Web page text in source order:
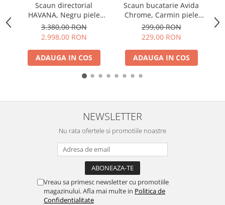
Scaun directorial
HAVANA, Negru piele
naturala
3.380,00 RON
2.998,00 RON
ADAUGA IN COS
Scaun bucatarie Avida
Chrome, Carmin piele
ecologica
299,00 RON
229,00 RON
ADAUGA IN COS
NEWSLETTER
Nu rata ofertele si promotiile noastre
Vreau sa primesc newsletter cu promotiile
magazinului. Afla mai multe in Politica de
Confidentialitate